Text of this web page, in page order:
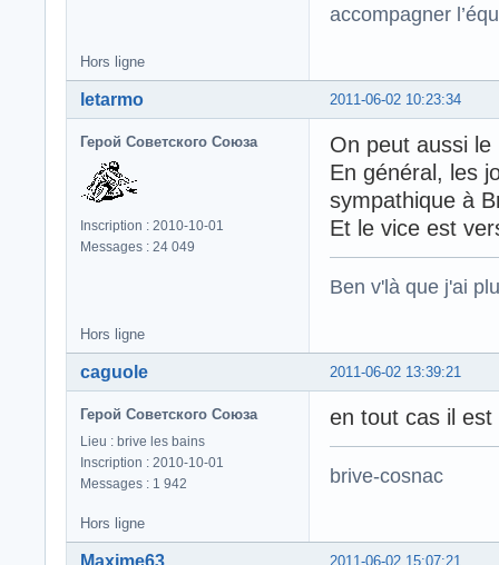
accompagner
Hors ligne
2011-06-02 10:23:34
letarmo
Герой Советского Союза
Inscription : 2010-10-01
Messages : 24 049
On peut aussi
En général, les
sympathique à
Et le vice est
Ben v'là que j'ai
Hors ligne
2011-06-02 13:39:21
caguole
Герой Советского Союза
Lieu : brive les bains
Inscription : 2010-10-01
Messages : 1 942
en tout cas il
brive-cosnac
Hors ligne
2011-06-02 15:07:21
Maxime63